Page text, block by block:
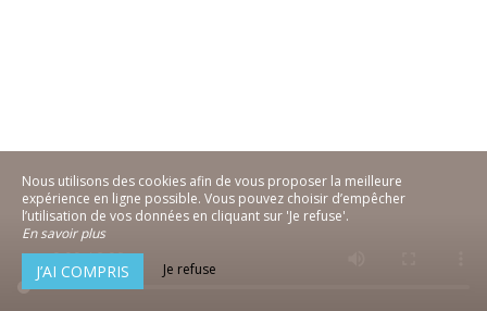
Nous utilisons des cookies afin de vous proposer la meilleure
expérience en ligne possible. Vous pouvez choisir d’empêcher
l’utilisation de vos données en cliquant sur 'Je refuse'.
En savoir plus
J’AI COMPRIS Je refuse